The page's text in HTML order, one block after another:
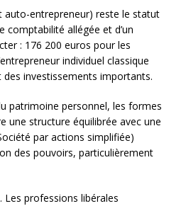
auto-entrepreneur) reste le statut
comptabilité allégée et d’un
: 176 200 euros pour les
individuel classique
investissements importants.
patrimoine personnel, les formes
une structure équilibrée avec une
par actions simplifiée)
des pouvoirs, particulièrement
professions libérales